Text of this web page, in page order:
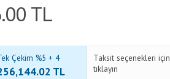
TL
Çekim %5 + 4
TL
Taksit seçenekleri için
tıklayın